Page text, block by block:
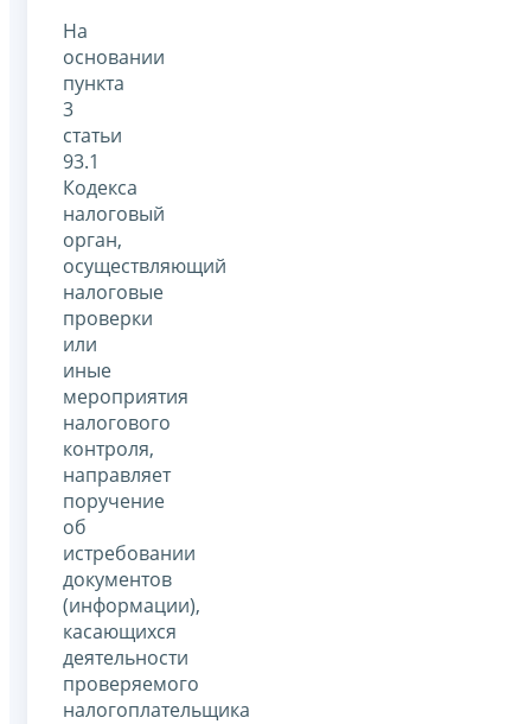
На
основании
пункта
3
статьи
93.1
Кодекса
налоговый
орган,
осуществляющий
налоговые
проверки
или
иные
мероприятия
налогового
контроля,
направляет
поручение
об
истребовании
документов
(информации),
касающихся
деятельности
проверяемого
налогоплательщика